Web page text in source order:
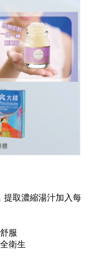
取濃縮湯汁加入每
服
衛生